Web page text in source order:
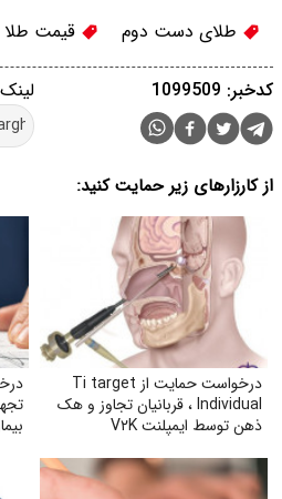
طلای دست دوم قیمت طلا
کدخبر: 1099509
از کارزارهای زیر حمایت کنید:
درخواست حمایت از Ti target
Individual ، قربانیان تجاوز و هک
ذهن توسط ایمپلنت V۲K